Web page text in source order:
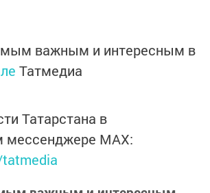
важным и интересным в
Татмедиа
Татарстана в
мессенджере MАХ: